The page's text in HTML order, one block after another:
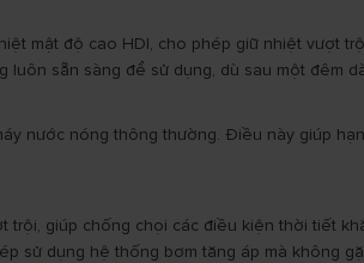
mật độ cao HDI, cho phép giữ nhiệt vượt
sẵn sàng để sử dụng, dù sau một đêm
nước nóng thông thường. Điều này giúp
trội, giúp chống chọi các điều kiện thời tiết
sử dụng hệ thống bơm tăng áp mà không